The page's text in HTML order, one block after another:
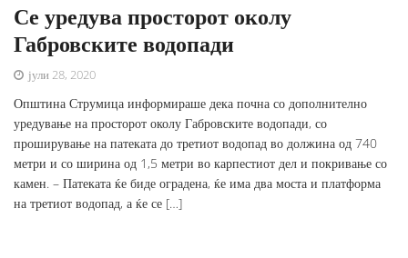
Се уредува просторот околу
Габровските водопади
јули 28, 2020
Општина Струмица информираше дека почна со дополнително
уредување на просторот околу Габровските водопади, со
проширување на патеката до третиот водопад во должина од 740
метри и со ширина од 1,5 метри во карпестиот дел и покривање со
камен. – Патеката ќе биде оградена, ќе има два моста и платформа
на третиот водопад, а ќе се […]